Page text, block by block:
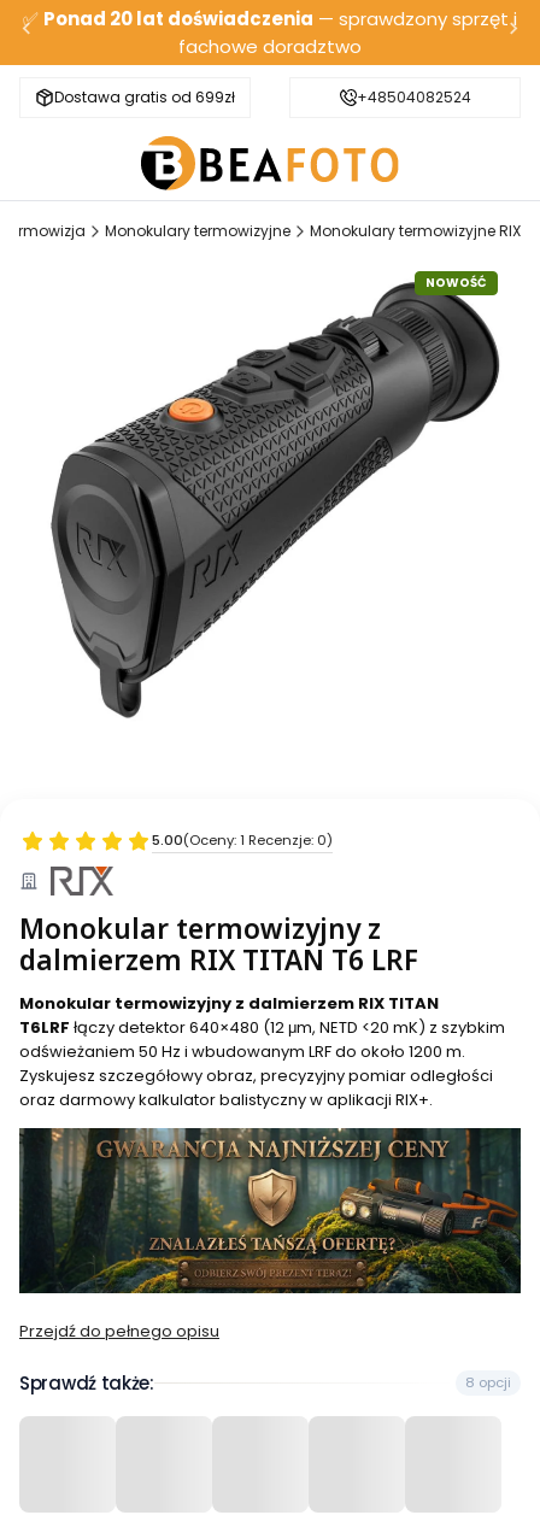
✅ Ponad 20 lat doświadczenia — sprawdzony sprzęt i
fachowe doradztwo
Dostawa gratis od 699zł Bezpieczna wysyłka
+48504082524
Termowizja Monokulary termowizyjne Monokulary termowizyjne RIX
NOWOŚĆ
5.00(Oceny: 1 Recenzje: 0)
Monokular termowizyjny z
dalmierzem RIX TITAN T6 LRF
Monokular termowizyjny z dalmierzem RIX TITAN
T6LRF łączy detektor 640×480 (12 μm, NETD <20 mK) z szybkim
odświeżaniem 50 Hz i wbudowanym LRF do około 1200 m.
Zyskujesz szczegółowy obraz, precyzyjny pomiar odległości
oraz darmowy kalkulator balistyczny w aplikacji RIX+.
Przejdź do pełnego opisu
Sprawdź także: 8 opcji